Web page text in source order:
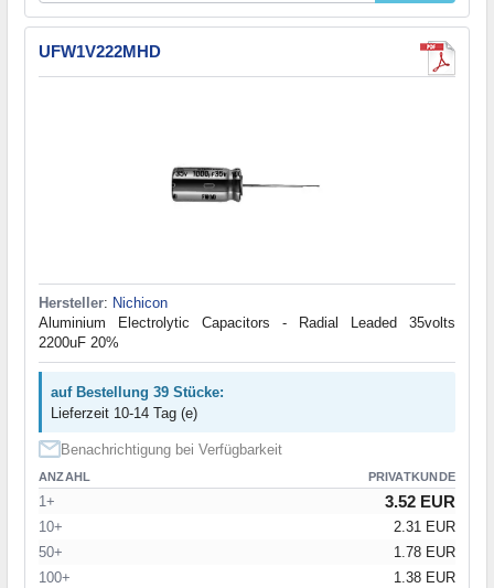
UFW1V222MHD
Hersteller: Nichicon
Aluminium Electrolytic Capacitors - Radial Leaded 35volts
2200uF 20%
auf Bestellung 39 Stücke:
Lieferzeit 10-14 Tag (e)
Benachrichtigung bei Verfügbarkeit
ANZAHL PRIVATKUNDE
1+ 3.52 EUR
10+
2.31 EUR
50+
1.78 EUR
100+
1.38 EUR